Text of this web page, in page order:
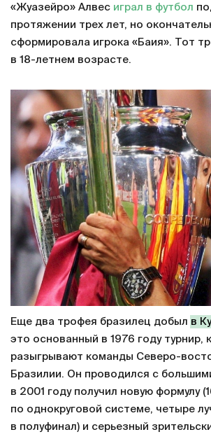
«Жуазейро» Алвес играл в футбол
протяжении трех лет, но
сформировала игрока «Баия». Тот
в 18-летнем возрасте.
Еще два трофея бразилец добыл в
это основанный в 1976 году турнир,
разыгрывают команды Северо-
Бразилии. Он проводился с
в 2001 году получил новую формулу
по однокруговой системе, четыре
в полуфинал) и серьезный